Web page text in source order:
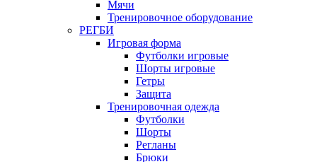
Мячи
Тренировочное оборудование
РЕГБИ
Игровая форма
Футболки игровые
Шорты игровые
Гетры
Защита
Тренировочная одежда
Футболки
Шорты
Регланы
Брюки